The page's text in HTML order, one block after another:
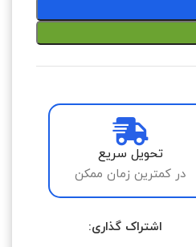
تحویل سریع
در کمترین زمان ممکن
اشتراک گذاری: